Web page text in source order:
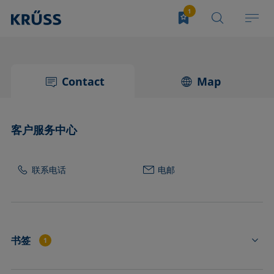
Contact Map
客户服务中心
联系电话 电邮
书签 1